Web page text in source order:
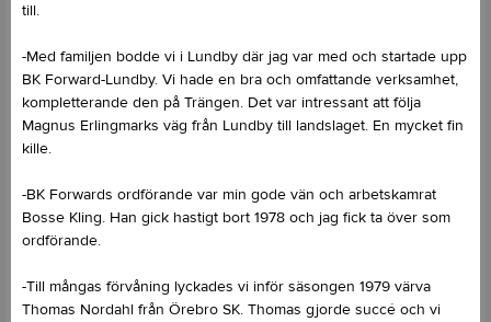
till.
-Med familjen bodde vi i Lundby där jag var med och startade upp
BK Forward-Lundby. Vi hade en bra och omfattande verksamhet,
kompletterande den på Trängen. Det var intressant att följa
Magnus Erlingmarks väg från Lundby till landslaget. En mycket fin
kille.
-BK Forwards ordförande var min gode vän och arbetskamrat
Bosse Kling. Han gick hastigt bort 1978 och jag fick ta över som
ordförande.
-Till mångas förvåning lyckades vi inför säsongen 1979 värva
Thomas Nordahl från Örebro SK. Thomas gjorde succé och vi